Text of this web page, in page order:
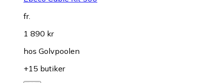
fr.
1 890 kr
hos Golvpoolen
+15 butiker